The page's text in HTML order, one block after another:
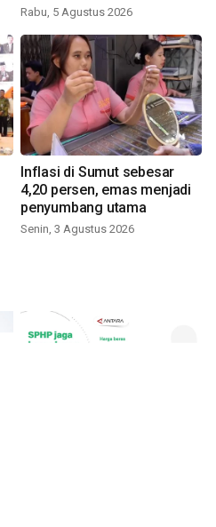
Rabu, 5 Agustus 2026
Inflasi di Sumut sebesar
4,20 persen, emas menjadi
penyumbang utama
Senin, 3 Agustus 2026